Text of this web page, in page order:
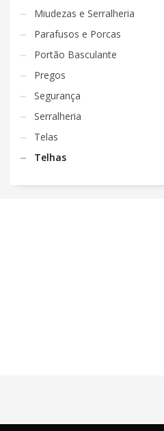
Miudezas e Serralheria
Parafusos e Porcas
Portão Basculante
Pregos
Segurança
Serralheria
Telas
Telhas